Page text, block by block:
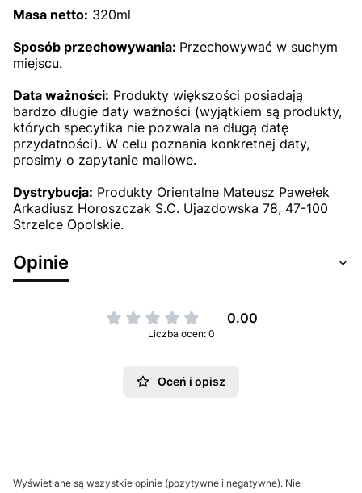
Masa netto: 320ml
Sposób przechowywania: Przechowywać w suchym
miejscu.
Data ważności: Produkty większości posiadają
bardzo długie daty ważności (wyjątkiem są produkty,
których specyfika nie pozwala na długą datę
przydatności). W celu poznania konkretnej daty,
prosimy o zapytanie mailowe.
Dystrybucja: Produkty Orientalne Mateusz Pawełek
Arkadiusz Horoszczak S.C. Ujazdowska 78, 47-100
Strzelce Opolskie.
Opinie
0.00
Liczba ocen: 0
Oceń i opisz
Wyświetlane są wszystkie opinie (pozytywne i negatywne). Nie